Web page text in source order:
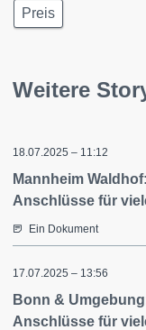
Preis
Weitere
18.07.2025 – 11:12
Mannheim
Anschlüsse für
Ein Dokument
17.07.2025 – 13:56
Bonn &
Anschlüsse für